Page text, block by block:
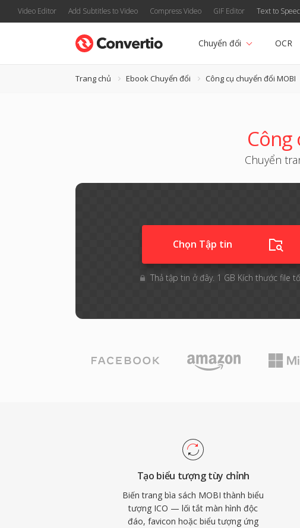
Video Editor Add Subtitles to Video Compress Video GIF Editor Text to
Chuyển đổi OCR
Trang chủ Ebook Chuyển đổi Công cụ chuyển đổi MOBI
Công
Chuyển
Chọn Tập tin
Thả tập tin ở đây. 1 GB Kích thước file
Tạo biểu tượng tùy chỉnh
Biến trang bìa sách MOBI thành biểu
tượng ICO — lối tắt màn hình độc
đáo, favicon hoặc biểu tượng ứng